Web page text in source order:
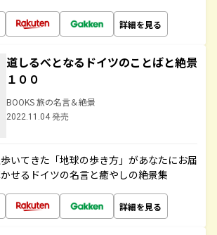
詳細を見る
道しるべとなるドイツのことばと絶景
１００
BOOKS 旅の名言＆絶景
2022.11.04 発売
いてきた「地球の歩き方」があなたにお届
せるドイツの名言と癒やしの絶景集
詳細を見る